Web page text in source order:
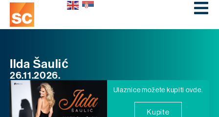
Ilda Šaulić
26.11.2026.
Ulaznice možete kupiti ovde.
Kupite